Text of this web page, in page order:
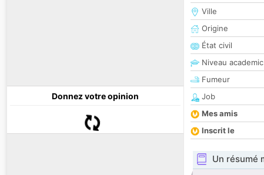
Donnez votre opinion
Ville
Origine
État civil
Niveau academic
Fumeur
Job
Mes amis
Inscrit le
Un résumé